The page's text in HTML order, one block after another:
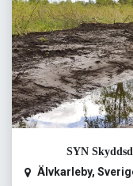
SYN
Älvkarleby,